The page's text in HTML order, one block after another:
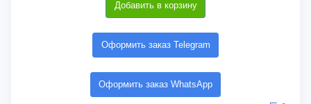
Добавить в корзину
Оформить заказ Telegram
Оформить заказ WhatsApp